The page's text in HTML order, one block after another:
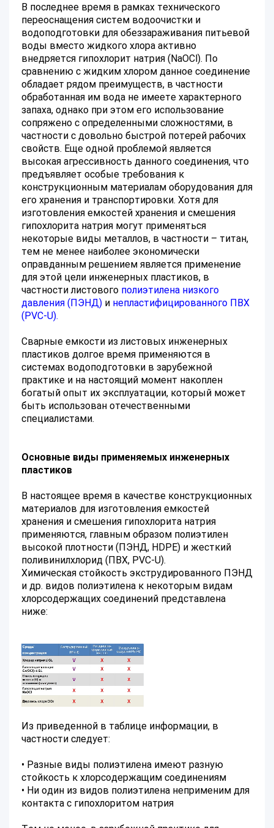
В последнее время в рамках технического
переоснащения систем водоочистки и
водоподготовки для обеззараживания питьевой
воды вместо жидкого хлора активно
внедряется гипохлорит натрия (NaOCl). По
сравнению с жидким хлором данное соединение
обладает рядом преимуществ, в частности
обработанная им вода не имеете характерного
запаха, однако при этом его использование
сопряжено с определенными сложностями, в
частности с довольно быстрой потерей рабочих
свойств. Еще одной проблемой является
высокая агрессивность данного соединения, что
предъявляет особые требования к
конструкционным материалам оборудования для
его хранения и транспортировки. Хотя для
изготовления емкостей хранения и смешения
гипохлорита натрия могут применяться
некоторые виды металлов, в частности – титан,
тем не менее наиболее экономически
оправданным решением является применение
для этой цели инженерных пластиков, в
частности листового полиэтилена низкого
давления (ПЭНД) и непластифицированного ПВХ
(PVC-U).
Сварные емкости из листовых инженерных
пластиков долгое время применяются в
системах водоподготовки в зарубежной
практике и на настоящий момент накоплен
богатый опыт их эксплуатации, который может
быть использован отечественными
специалистами.
Основные виды применяемых инженерных
пластиков
В настоящее время в качестве конструкционных
материалов для изготовления емкостей
хранения и смешения гипохлорита натрия
применяются, главным образом полиэтилен
высокой плотности (ПЭНД, HDPE) и жесткий
поливинилхлорид (ПВХ, PVC-U).
Химическая стойкость экструдированного ПЭНД
и др. видов полиэтилена к некоторым видам
хлорсодержащих соединений представлена
ниже:
Из приведенной в таблице информации, в
частности следует:
• Разные виды полиэтилена имеют разную
стойкость к хлорсодержащим соединениям
• Ни один из видов полиэтилена неприменим для
контакта с гипохлоритом натрия